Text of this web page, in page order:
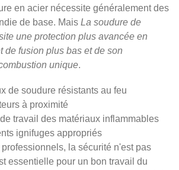
en acier nécessite généralement des
de base. Mais La soudure de
une protection plus avancée en
de fusion plus bas et de son
unique.
de soudure résistants au feu
à proximité
travail des matériaux inflammables
ignifuges appropriés
la sécurité n'est pas
essentielle pour un bon travail du